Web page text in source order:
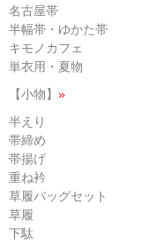
名古屋帯
半幅帯・ゆかた帯
キモノカフェ
単衣用・夏物
【小物】 »
半えり
帯締め
帯揚げ
重ね衿
草履バッグセット
草履
下駄